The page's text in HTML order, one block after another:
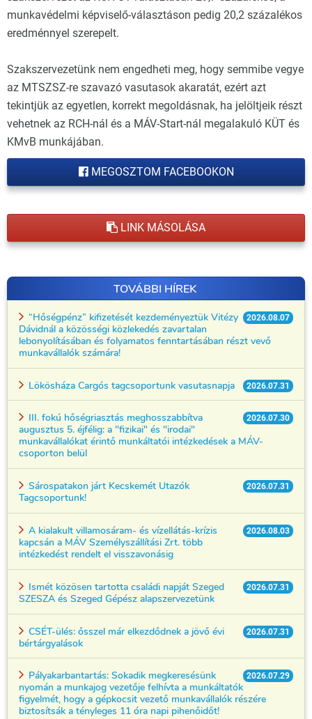
munkavédelmi képviselő-választáson pedig 20,2 százalékos
eredménnyel szerepelt.
Szakszervezetünk nem engedheti meg, hogy semmibe vegye
az MTSZSZ-re szavazó vasutasok akaratát, ezért azt
tekintjük az egyetlen, korrekt megoldásnak, ha jelöltjeik részt
vehetnek az RCH-nál és a MÁV-Start-nál megalakuló KÜT és
KMvB munkájában.
MEGOSZTOM FACEBOOKON
LINK MÁSOLÁSA
TOVÁBBI HÍREK
2026.08.07
“Hőségpénz” kifizetését kezdeményeztük Vitézy
Dávidnál a közösségi közlekedés zavartalan
lebonyolításában és folyamatos fenntartásában részt vevő
munkavállalók számára!
2026.07.31
Lökösháza Cargós tagcsoportunk vasutasnapja
2026.07.30
III. fokú hőségriasztás meghosszabbítva
augusztus 5. éjfélig: a "fizikai" és "irodai"
munkavállalókat érintő munkáltatói intézkedések a MÁV-
csoporton belül
2026.07.31
Sárospatakon járt Kecskemét Utazók
Tagcsoportunk!
2026.08.03
A kialakult villamosáram- és vízellátás-krízis
kapcsán a MÁV Személyszállítási Zrt. több
intézkedést rendelt el visszavonásig
2026.07.31
Ismét közösen tartotta családi napját Szeged
SZESZA és Szeged Gépész alapszervezetünk
2026.07.31
CSÉT-ülés: ősszel már elkezdődnek a jövő évi
bértárgyalások
2026.07.29
Pályakarbantartás: Sokadik megkeresésünk
nyomán a munkajog vezetője felhívta a munkáltatók
figyelmét, hogy a gépkocsit vezető munkavállalók részére
biztosítsák a tényleges 11 óra napi pihenőidőt!